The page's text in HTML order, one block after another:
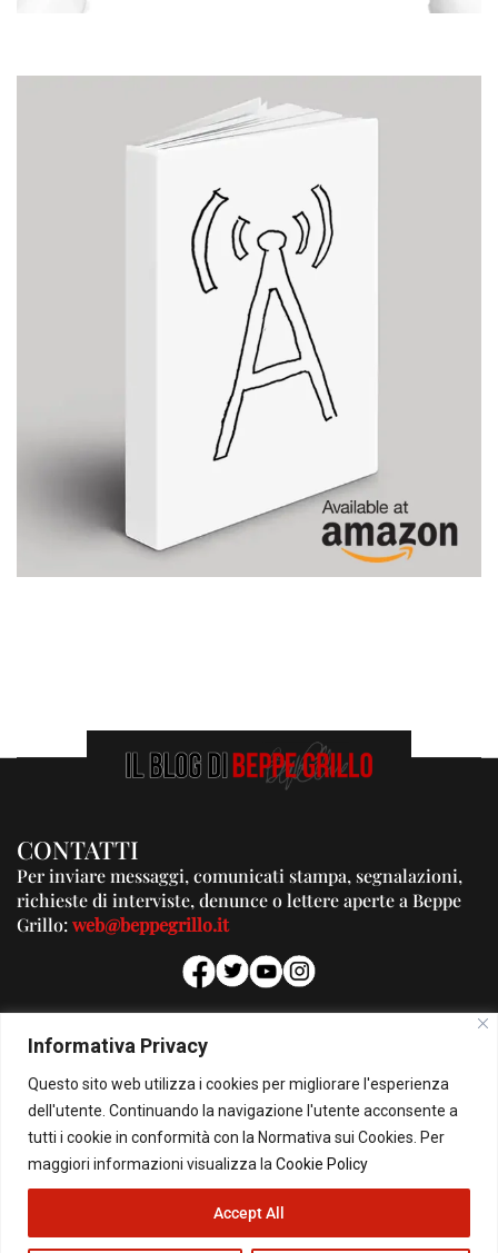
Informativa Privacy
Questo sito web utilizza i cookies per migliorare l'esperienza
dell'utente. Continuando la navigazione l'utente acconsente a
tutti i cookie in conformità con la Normativa sui Cookies. Per
maggiori informazioni visualizza la Cookie Policy
Accept All
CONTATTI
Per inviare messaggi, comunicati stampa, segnalazioni,
richieste di interviste, denunce o lettere aperte a Beppe
Grillo:web@beppegrillo.it
PUBBLICITA'
Per la tua pubblicità su questo Blog:
pubblicita@beppegrillo.it
HOMEPAGE COOKIE POLICY PRIVACY POLICY CONTATTI
© Copyright 2026 - Il Blog di Beppe Grillo. All Rights Reserved - Powered by
happygrafic.com